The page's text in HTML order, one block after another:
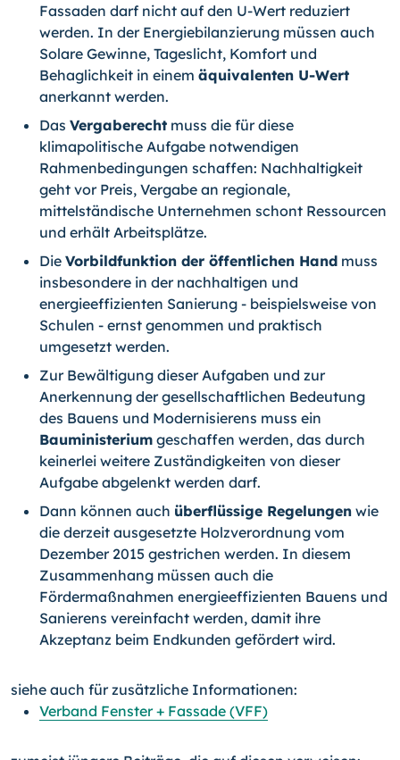
Fassaden darf nicht auf den U-Wert reduziert
werden. In der Energiebilanzierung müssen auch
Solare Gewinne, Tageslicht, Komfort und
Behaglichkeit in einem äquivalenten U-Wert
anerkannt werden.
Das Vergaberecht muss die für diese
klimapolitische Aufgabe notwendigen
Rahmenbedingungen schaffen: Nachhaltigkeit
geht vor Preis, Vergabe an regionale,
mittelständische Unternehmen schont Ressourcen
und erhält Arbeitsplätze.
Die Vorbildfunktion der öffentlichen Hand muss
insbesondere in der nachhaltigen und
energieeffizienten Sanierung - beispielsweise von
Schulen - ernst genommen und praktisch
umgesetzt werden.
Zur Bewältigung dieser Aufgaben und zur
Anerkennung der gesellschaftlichen Bedeutung
des Bauens und Modernisierens muss ein
Bauministerium geschaffen werden, das durch
keinerlei weitere Zuständigkeiten von dieser
Aufgabe abgelenkt werden darf.
Dann können auch überflüssige Regelungen wie
die derzeit ausgesetzte Holzverordnung vom
Dezember 2015 gestrichen werden. In diesem
Zusammenhang müssen auch die
Fördermaßnahmen energieeffizienten Bauens und
Sanierens vereinfacht werden, damit ihre
Akzeptanz beim Endkunden gefördert wird.
siehe auch für zusätzliche Informationen:
Verband Fenster + Fassade (VFF)